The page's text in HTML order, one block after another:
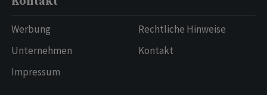
Werbung
Unternehmen
Impressum
Rechtliche Hinweise
Kontakt